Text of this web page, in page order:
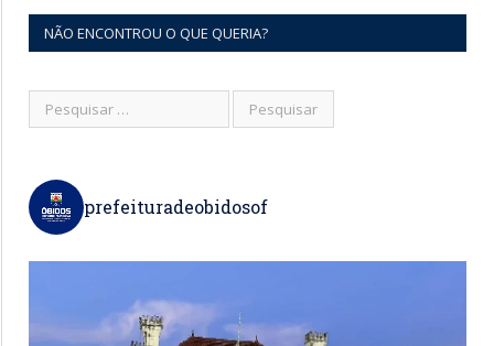
NÃO ENCONTROU O QUE QUERIA?
prefeituradeobidosof